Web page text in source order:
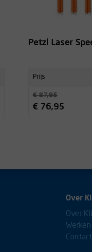
Petzl Laser
Prijs
€ 87,95
€ 76,95
Over
Over
Contact